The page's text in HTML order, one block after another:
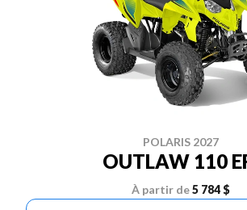
POLARIS 2027
OUTLAW 110
À partir de5 784 $